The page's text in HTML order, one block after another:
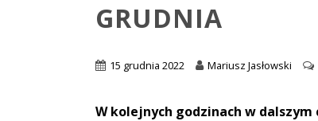
GRUDNIA
15 grudnia 2022 Mariusz Jasłowski
W kolejnych godzinach w